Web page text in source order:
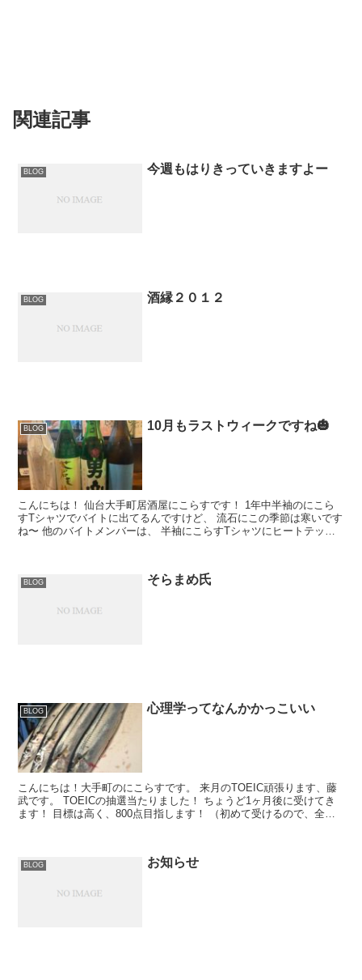
関連記事
BLOG 今週もはりきっていきますよー
BLOG 酒縁２０１２
BLOG 10月もラストウィークですね🎃
こんにちは！ 仙台大手町居酒屋にこらすです！ 1年中半袖のにこら
すTシャツでバイトに出てるんですけど、 流石にこの季節は寒いです
ね〜 他のバイトメンバーは、 半袖にこらすTシャツにヒートテック
BLOG そらまめ氏
BLOG 心理学ってなんかかっこいい
こんにちは！大手町のにこらすです。 来月のTOEIC頑張ります、藤
武です。 TOEICの抽選当たりました！ ちょうど1ヶ月後に受けてき
ます！ 目標は高く、800点目指します！ （初めて受けるので、全く
BLOG お知らせ